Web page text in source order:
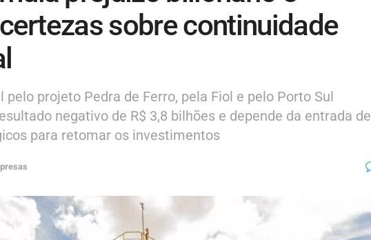
sobre continuidade
pelo projeto Pedra de Ferro, pela Fiol e pelo Porto Sul
negativo de R$ 3,8 bilhões e depende da entrada de
para retomar os investimentos